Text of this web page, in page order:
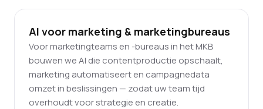
AI voor marketing & marketingbureaus
Voor marketingteams en -bureaus in het MKB
bouwen we AI die contentproductie opschaalt,
marketing automatiseert en campagnedata
omzet in beslissingen — zodat uw team tijd
overhoudt voor strategie en creatie.